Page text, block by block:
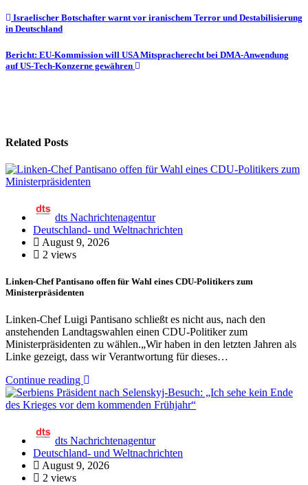
Beitragsnavigation
Israelischer Botschafter warnt vor iranischem Terror und Destabilisierung
in Deutschland
Bericht: EU-Kommission will USA Mitspracherecht bei DMA-Anwendung
auf US-Tech-Konzerne gewähren
Related Posts
dts Nachrichtenagentur
Deutschland- und Weltnachrichten
August 9, 2026
2 views
Linken-Chef Pantisano offen für Wahl eines CDU-Politikers zum
Ministerpräsidenten
Linken-Chef Luigi Pantisano schließt es nicht aus, nach den
anstehenden Landtagswahlen einen CDU-Politiker zum
Ministerpräsidenten zu wählen.„Wir haben in den letzten Jahren als
Linke gezeigt, dass wir Verantwortung für dieses…
Continue reading
dts Nachrichtenagentur
Deutschland- und Weltnachrichten
August 9, 2026
2 views